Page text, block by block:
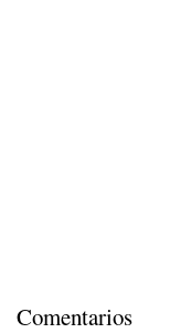
Comentarios